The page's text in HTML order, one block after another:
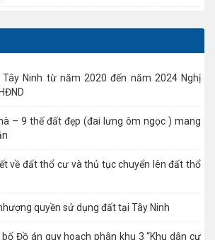
Ninh từ năm 2020 đến năm 2024 Nghị
– 9 thế đất đẹp (đai lưng ôm ngọc ) mang
về đất thổ cư và thủ tục chuyển lên đất thổ
quyền sử dụng đất tại Tây Ninh
bố Đồ án quy hoạch phân khu 3 “Khu dân cư